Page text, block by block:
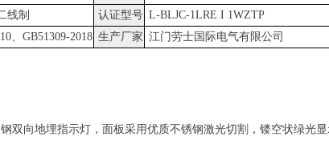
线制 认证型号 L-BLJC-1LRE I 1WZTP
、GB51309-2018 生产厂家 江门劳士国际电气有限公司
双向地埋指示灯，面板采用优质不锈钢激光切割，镂空状绿光显